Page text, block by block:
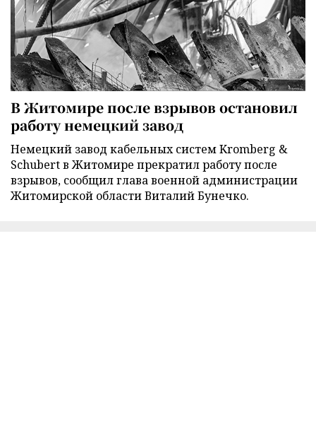
В Житомире после взрывов остановил
работу немецкий завод
Немецкий завод кабельных систем Kromberg &
Schubert в Житомире прекратил работу после
взрывов, сообщил глава военной администрации
Житомирской области Виталий Бунечко.